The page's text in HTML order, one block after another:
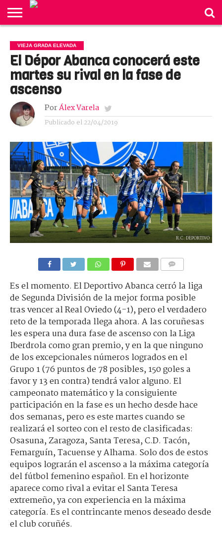
ACTUALIDAD
NEGOCIOS
VIDA
DISI
REVISTA
CORUÑA
BONITA
OPINIÓN
GRADA
ELEVADA
TODAS
LAS
NOTICIAS
LISTA DE
AUTORES
VIEJA GRADA ELEVADA
El Dépor Abanca conocerá este
martes su rival en la fase de
ascenso
PorÁlex Varela
Publicado el 22/04/2019
R.C. DEPORTIVO
Es el momento. El Deportivo Abanca cerró la liga
de Segunda División de la mejor forma posible
tras vencer al Real Oviedo (4-1), pero el verdadero
reto de la temporada llega ahora. A las coruñesas
les espera una dura fase de ascenso con la Liga
Iberdrola como gran premio, y en la que ninguno
de los excepcionales números logrados en el
Grupo 1 (76 puntos de 78 posibles, 150 goles a
favor y 13 en contra) tendrá valor alguno. El
campeonato matemático y la consiguiente
participación en la fase es un hecho desde hace
dos semanas, pero es este martes cuando se
realizará el sorteo con el resto de clasificadas:
Osasuna, Zaragoza, Santa Teresa, C.D. Tacón,
Femarguín, Tacuense y Alhama. Solo dos de estos
equipos lograrán el ascenso a la máxima categoría
del fútbol femenino español. En el horizonte
aparece como rival a evitar el Santa Teresa
extremeño, ya con experiencia en la máxima
categoría. Es el contrincante menos deseado desde
el club coruñés.